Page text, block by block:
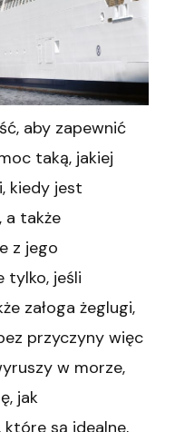
aby zapewnić
taką, jakiej
kiedy jest
a także
z jego
tylko, jeśli
załoga żeglugi,
przyczyny więc
w morze,
jak
są idealne,